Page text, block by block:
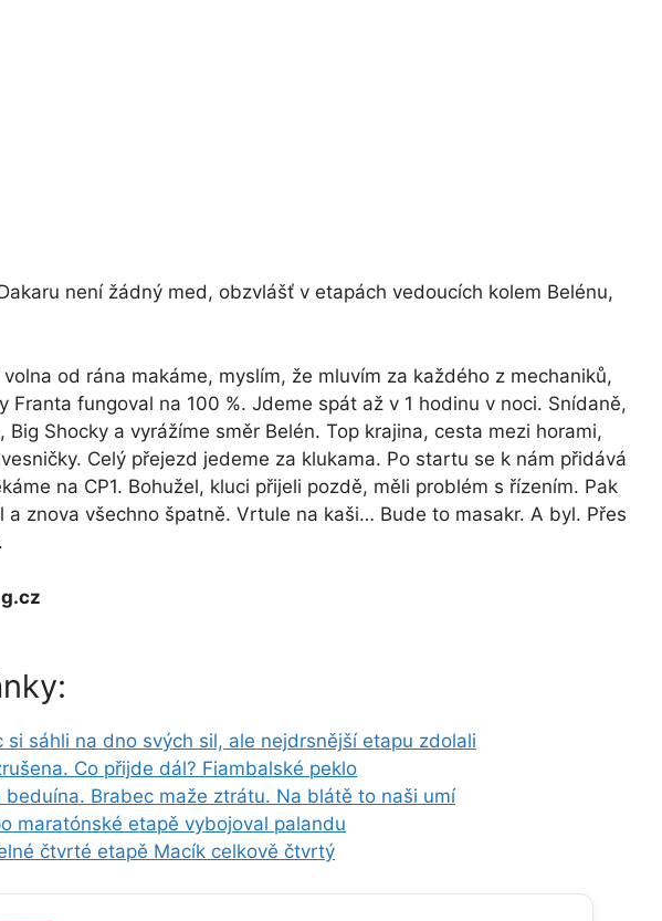
není žádný med, obzvlášť v etapách vedoucích kolem Belénu,
od rána makáme, myslím, že mluvím za každého z mechaniků,
Franta fungoval na 100 %. Jdeme spát až v 1 hodinu v noci. Snídaně,
Shocky a vyrážíme směr Belén. Top krajina, cesta mezi horami,
Celý přejezd jedeme za klukama. Po startu se k nám přidává
na CP1. Bohužel, kluci přijeli pozdě, měli problém s řízením. Pak
a znova všechno špatně. Vrtule na kaši… Bude to masakr. A byl. Přes
si sáhli na dno svých sil, ale nejdrsnější etapu zdolali
Co přijde dál? Fiambalské peklo
beduína. Brabec maže ztrátu. Na blátě to naši umí
maratónské etapě vybojoval palandu
čtvrté etapě Macík celkově čtvrtý